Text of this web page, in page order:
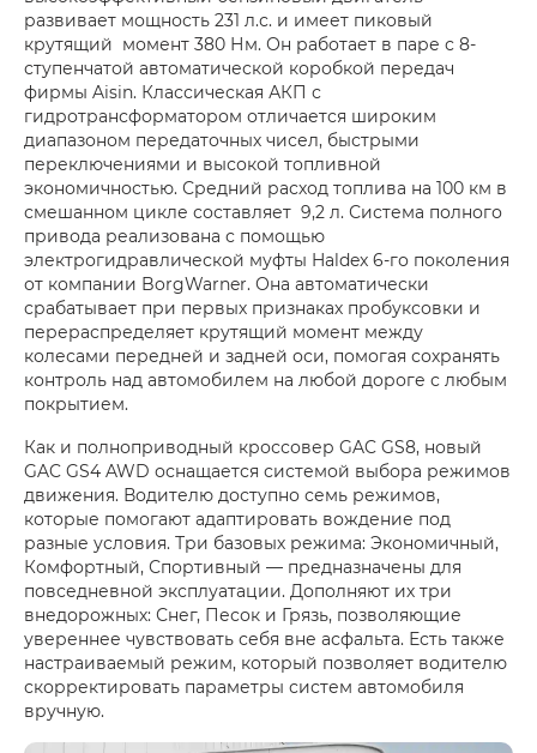
развивает мощность 231 л.с. и имеет пиковый
крутящий момент 380 Нм. Он работает в паре с 8-
ступенчатой автоматической коробкой передач
фирмы Aisin. Классическая АКП с
гидротрансформатором отличается широким
диапазоном передаточных чисел, быстрыми
переключениями и высокой топливной
экономичностью. Средний расход топлива на 100 км в
смешанном цикле составляет 9,2 л. Система полного
привода реализована с помощью
электрогидравлической муфты Haldex 6-го поколения
от компании BorgWarner. Она автоматически
срабатывает при первых признаках пробуксовки и
перераспределяет крутящий момент между
колесами передней и задней оси, помогая сохранять
контроль над автомобилем на любой дороге с любым
покрытием.
Как и полноприводный кроссовер GAC GS8, новый
GAC GS4 AWD оснащается системой выбора режимов
движения. Водителю доступно семь режимов,
которые помогают адаптировать вождение под
разные условия. Три базовых режима: Экономичный,
Комфортный, Спортивный — предназначены для
повседневной эксплуатации. Дополняют их три
внедорожных: Снег, Песок и Грязь, позволяющие
увереннее чувствовать себя вне асфальта. Есть также
настраиваемый режим, который позволяет водителю
скорректировать параметры систем автомобиля
вручную.